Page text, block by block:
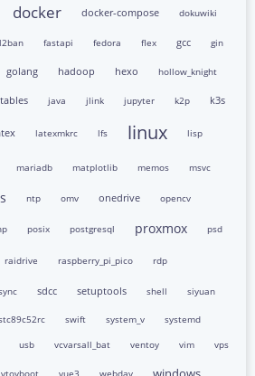
docker docker-compose dokuwiki
fastapi fedora flex gcc gin
golang hadoop hexo hollow_knight
java jlink jupyter k2p k3s
latexmkrc lfs linux lisp
mariadb matplotlib memos msvc
ntp omv onedrive opencv
posix postgresql proxmox psd
raidrive raspberry_pi_pico rdp
sdcc setuptools shell siyuan
swift system_v
systemd
usb vcvarsall_bat ventoy vim vps
vtoyboot vue3 webdav